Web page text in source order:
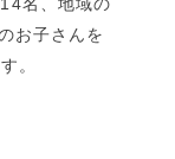
名、地域の
お子さんを
。